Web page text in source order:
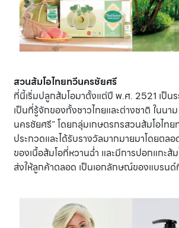
สวนส้มโอไทยทวีนครชัยศรี
ที่นี้เริ่มปลูกส้มโอมาตั้งแต่ปี พ.ศ. 2521 เป็นร
เป็นที่รู้จักของทั้งชาวไทยและต่างชาติ ในนา
นครชัยศรี” โดยกลุ่มเกษตรกรสวนส้มโอไทย
ประกวดและได้รับรางวัลมากมายมาโดยต
ของเนื้อส้มโอที่หวานฉ่ำ และมีการปอกแกะส้
ส่งให้ลูกค้าตลอด เป็นเอกลักษณ์ของแบรน